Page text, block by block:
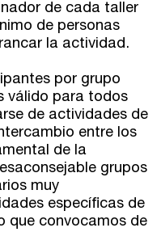
de cada taller
de personas
la actividad.
por grupo
válido para todos
de actividades de
entre los
de la
grupos
muy
específicas de
que convocamos de